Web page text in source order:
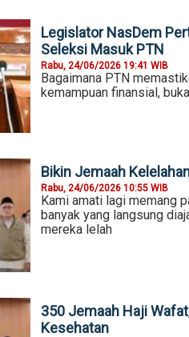
Legislator NasDem
Seleksi Masuk PTN
Rabu, 24/06/2026 19:41 WIB
Bagaimana PTN
kemampuan finansial,
Bikin Jemaah
Rabu, 24/06/2026 10:55 WIB
Kami amati lagi memang
banyak yang langsung
mereka lelah
350 Jemaah Haji
Kesehatan